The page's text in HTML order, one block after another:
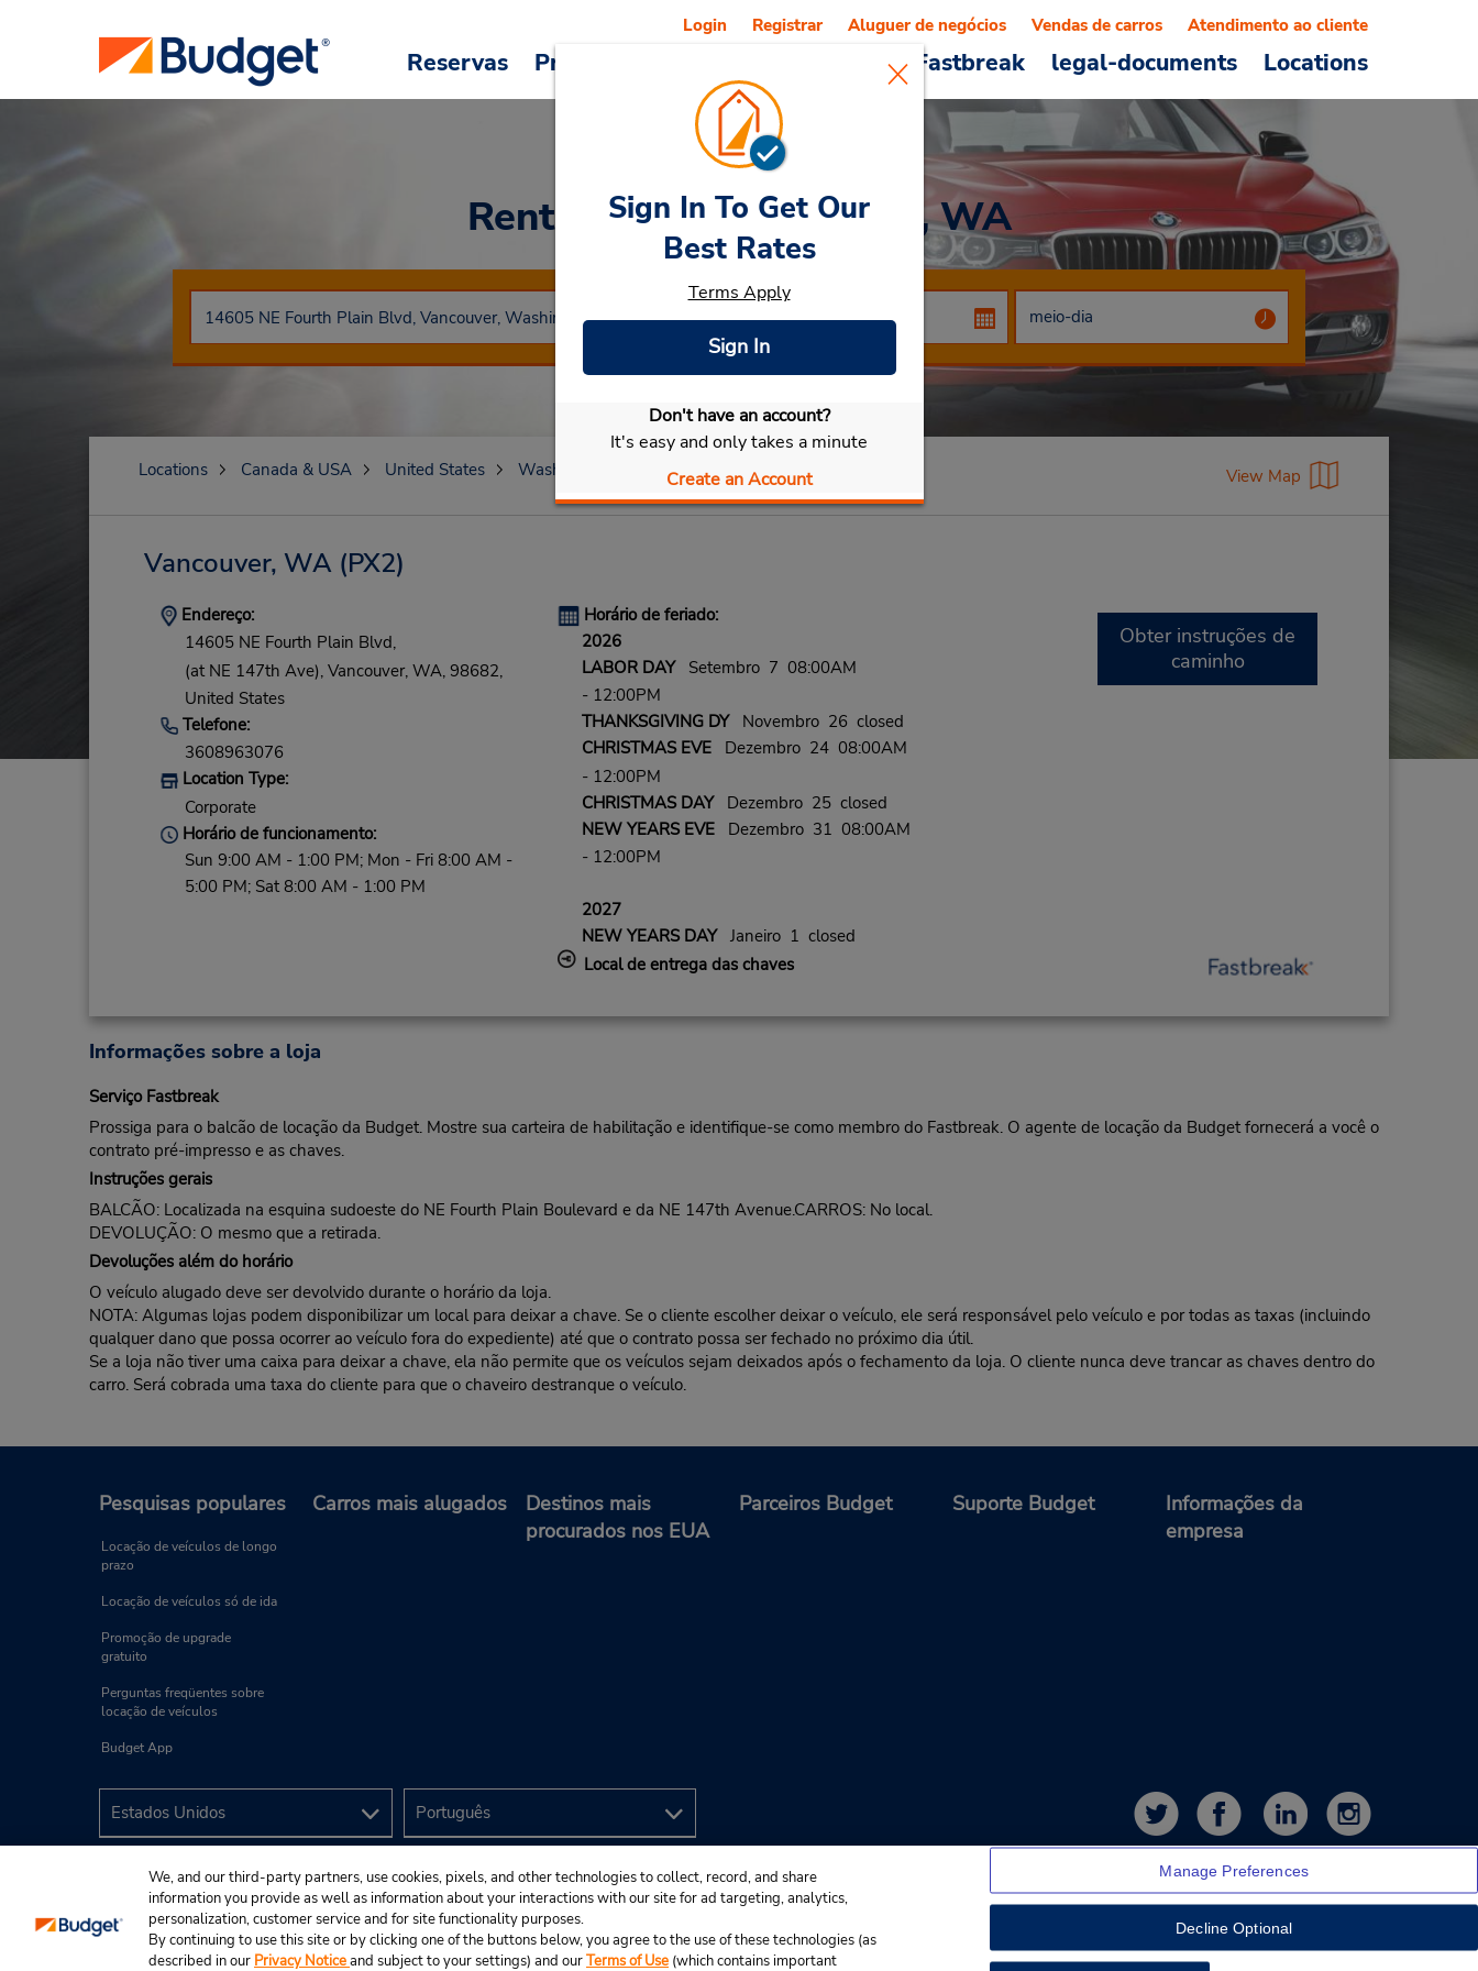
Reservas Promoções Veículos e serviços Fastbreak legal-documents Locations
Login Registrar Aluguer de negócios Vendas de carros Atendimento ao cliente
Rent a Car at Vancouver, WA
Selecionar meu carro
Sign In To Get Our
Best Rates
Terms Apply
Sign In
Don't have an account?
It's easy and only takes a minute
Create an Account
Locations Canada & USA United States Washington Vancouver Vancouver, WA View Map
Vancouver, WA(PX2)
Endereço:
14605 NE Fourth Plain Blvd,
(at NE 147th Ave), Vancouver, WA, 98682,
United States
Telefone:
3608963076
Location Type:
Corporate
Horário de funcionamento:
Sun 9:00 AM - 1:00 PM; Mon - Fri 8:00 AM -
5:00 PM; Sat 8:00 AM - 1:00 PM
Horário de feriado:
2026
LABOR DAYSetembro 7 08:00AM
- 12:00PM
THANKSGIVING DYNovembro 26 closed
CHRISTMAS EVEDezembro 24 08:00AM
- 12:00PM
CHRISTMAS DAYDezembro 25 closed
NEW YEARS EVEDezembro 31 08:00AM
- 12:00PM
2027
NEW YEARS DAYJaneiro 1 closed
Local de entrega das chaves
Obter instruções de
caminho
Informações sobre a loja
Serviço Fastbreak
Prossiga para o balcão de locação da Budget. Mostre sua carteira de habilitação e identifique-se como membro do Fastbreak. O agente de locação da Budget fornecerá a você o
contrato pré-impresso e as chaves.
Instruções gerais
BALCÃO: Localizada na esquina sudoeste do NE Fourth Plain Boulevard e da NE 147th Avenue.CARROS: No local.
DEVOLUÇÃO: O mesmo que a retirada.
Devoluções além do horário
O veículo alugado deve ser devolvido durante o horário da loja.
NOTA: Algumas lojas podem disponibilizar um local para deixar a chave. Se o cliente escolher deixar o veículo, ele será responsável pelo veículo e por todas as taxas (incluindo
qualquer dano que possa ocorrer ao veículo fora do expediente) até que o contrato possa ser fechado no próximo dia útil.
Se a loja não tiver uma caixa para deixar a chave, ela não permite que os veículos sejam deixados após o fechamento da loja. O cliente nunca deve trancar as chaves dentro do
carro. Será cobrada uma taxa do cliente para que o chaveiro destranque o veículo.
Pesquisas populares
Locação de veículos de longo
prazo
Locação de veículos só de ida
Promoção de upgrade
gratuito
Perguntas freqüentes sobre
locação de veículos
Budget App
Carros mais alugados
Destinos mais
procurados nos EUA
Parceiros Budget Suporte Budget
Informações da
empresa
We, and our third-party partners, use cookies, pixels, and other technologies to collect, record, and share
information you provide as well as information about your interactions with our site for ad targeting, analytics,
personalization, customer service and for site functionality purposes.
By continuing to use this site or by clicking one of the buttons below, you agree to the use of these technologies (as
described in our Privacy Noticeand subject to your settings) and ourTerms of Use (which contains important
Manage Preferences
Decline Optional